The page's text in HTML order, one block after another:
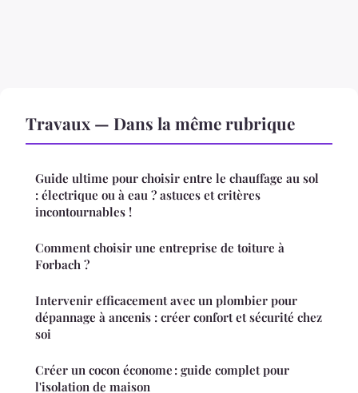
Travaux — Dans la même rubrique
Guide ultime pour choisir entre le chauffage au sol
: électrique ou à eau ? astuces et critères
incontournables !
Comment choisir une entreprise de toiture à
Forbach ?
Intervenir efficacement avec un plombier pour
dépannage à ancenis : créer confort et sécurité chez
soi
Créer un cocon économe : guide complet pour
l'isolation de maison